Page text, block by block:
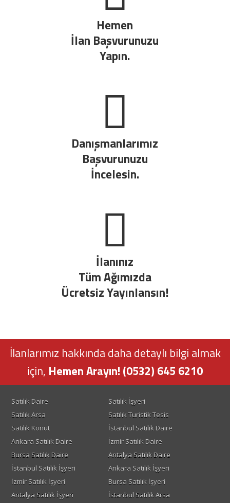
Hemen
İlan Başvurunuzu
Yapın.
Danışmanlarımız
Başvurunuzu
İncelesin.
İlanınız
Tüm Ağımızda
Ücretsiz Yayınlansın!
İlanlarımız hakkında daha detaylı bilgi almak
için, Hemen Arayın! (0532) 645 6210
Satılık Daire
Satılık İşyeri
Satılık Arsa
Satılık Turistik Tesis
Satılık Konut
İstanbul Satılık Daire
Ankara Satılık Daire
İzmir Satılık Daire
Bursa Satılık Daire
Antalya Satılık Daire
İstanbul Satılık İşyeri
Ankara Satılık İşyeri
İzmir Satılık İşyeri
Bursa Satılık İşyeri
Antalya Satılık İşyeri
İstanbul Satılık Arsa